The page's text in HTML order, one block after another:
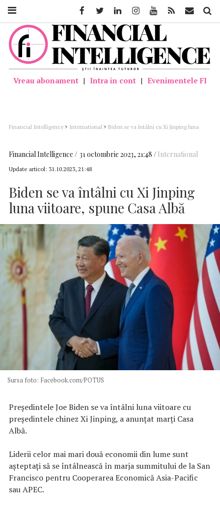
Vreau abonament | Intra in cont | Evenimentele FI
Financial Intelligence > International > Biden se va întâlni cu Xi Jinping luna
Financial Intelligence 31 octombrie 2023, 21:48 International
Update articol: 31.10.2023, 21:48
Biden se va întâlni cu Xi Jinping
luna viitoare, spune Casa Albă
Sursa foto: Facebook.com/POTUS
Președintele Joe Biden se va întâlni luna viitoare cu
președintele chinez Xi Jinping, a anunțat marți Casa
Albă.
Liderii celor mai mari două economii din lume sunt
așteptați să se întâlnească în marja summitului de la San
Francisco pentru Cooperarea Economică Asia-Pacific
sau APEC.
FacebookTwitter LinkedinInstagramYoutube Feed Mail